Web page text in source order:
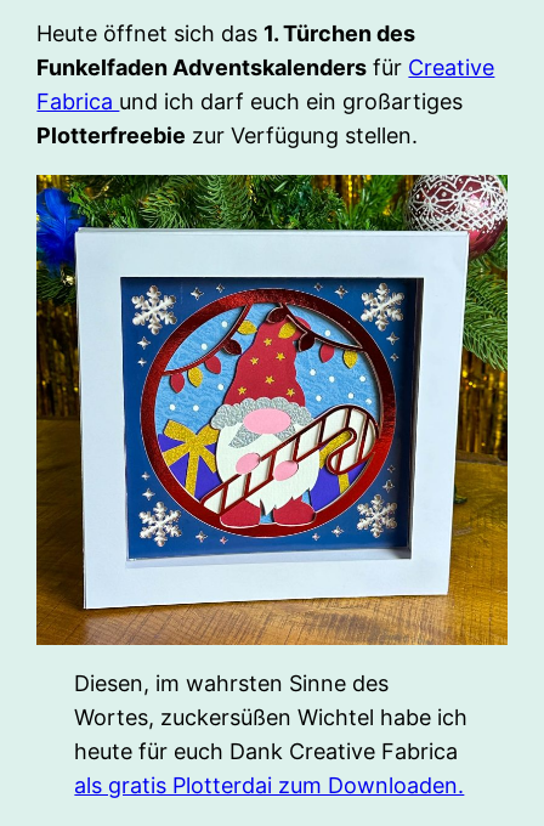
Heute öffnet sich das 1. Türchen des
Funkelfaden Adventskalenders für Creative
Fabrica und ich darf euch ein großartiges
Plotterfreebie zur Verfügung stellen.
Diesen, im wahrsten Sinne des
Wortes, zuckersüßen Wichtel habe ich
heute für euch Dank Creative Fabrica
als gratis Plotterdai zum Downloaden.